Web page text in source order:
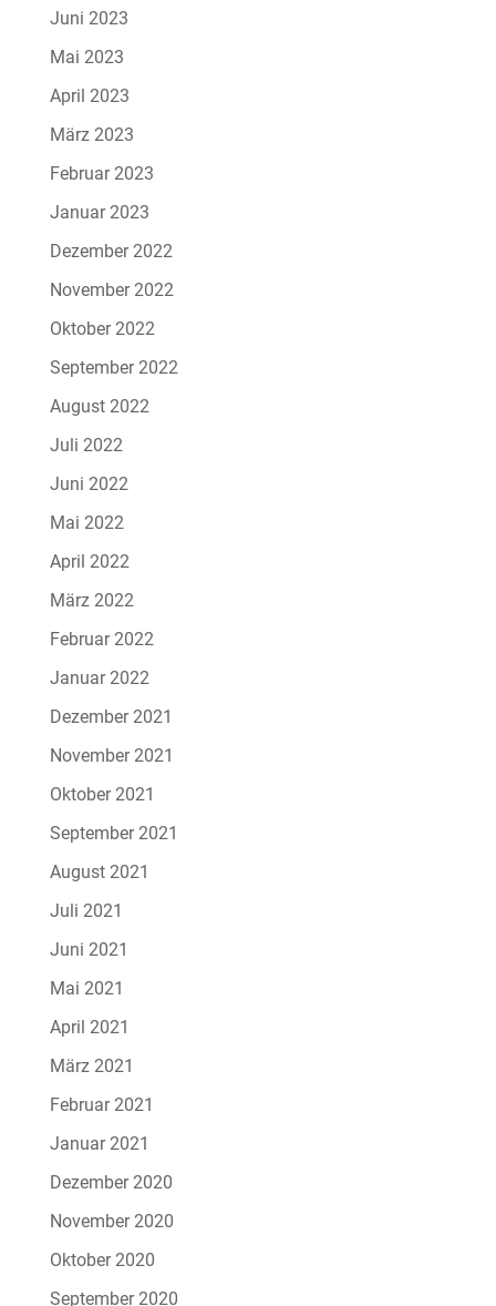
Juni 2023
Mai 2023
April 2023
März 2023
Februar 2023
Januar 2023
Dezember 2022
November 2022
Oktober 2022
September 2022
August 2022
Juli 2022
Juni 2022
Mai 2022
April 2022
März 2022
Februar 2022
Januar 2022
Dezember 2021
November 2021
Oktober 2021
September 2021
August 2021
Juli 2021
Juni 2021
Mai 2021
April 2021
März 2021
Februar 2021
Januar 2021
Dezember 2020
November 2020
Oktober 2020
September 2020